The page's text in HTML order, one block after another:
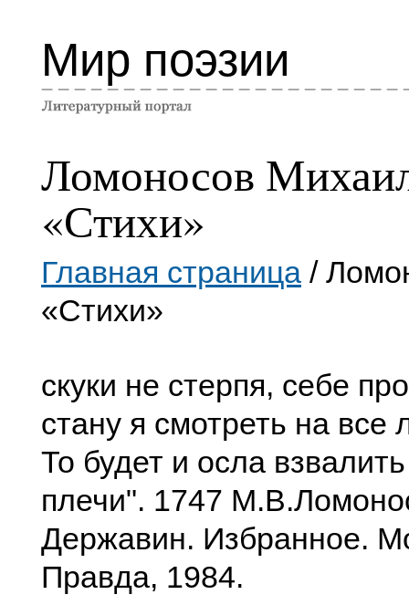
Мир поэзии
Ломоносов
«Стихи»
Главная страница /
«Стихи»
скуки не стерпя, себе
стану я смотреть на все
То будет и осла
плечи". 1747
Державин. Избранное.
Правда, 1984.